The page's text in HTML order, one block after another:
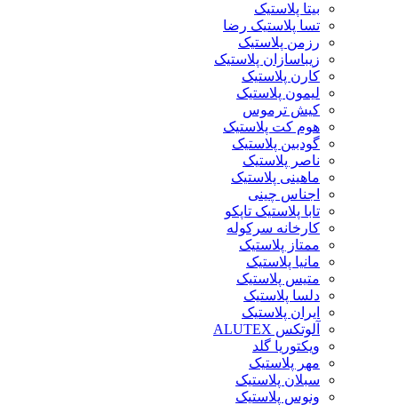
بیتا پلاستیک
تسا پلاستیک رضا
رزمن پلاستیک
زیباسازان پلاستیک
کارن پلاستیک
لیمون پلاستیک
کیش ترموس
هوم کت پلاستیک
گودبین پلاستیک
ناصر پلاستیک
ماهینی پلاستیک
اجناس چینی
تابا پلاستیک تاپکو
کارخانه سرکوله
ممتاز پلاستیک
مانیا پلاستیک
متیس پلاستیک
دلسا پلاستیک
ایران پلاستیک
آلوتکس ALUTEX
ویکتوریا گلد
مهر پلاستیک
سبلان پلاستیک
ونوس پلاستیک